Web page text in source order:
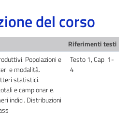
del corso
Riferimenti testi
Popolazioni e
e modalità.
statistici.
e campionarie.
indici. Distribuzioni
Testo 1, Cap. 1-
4